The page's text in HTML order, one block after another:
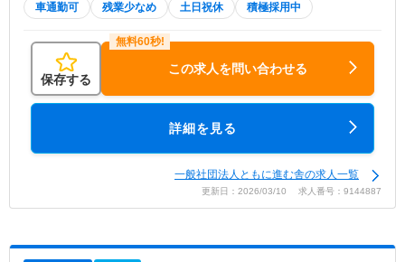
車通勤可 残業少なめ 土日祝休 積極採用中
保存する
この求人を問い合わせる
詳細を見る
一般社団法人ともに進む舎の求人一覧
更新日：2026/03/10 求人番号：9144887